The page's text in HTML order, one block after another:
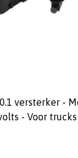
versterker -
- Voor